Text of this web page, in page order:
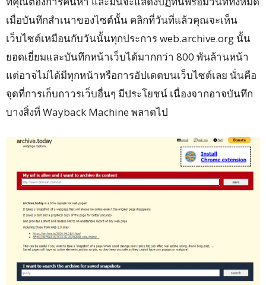
เมื่อบันทึกสำเนาของไซต์นั้น คลิกที่วันที่แล้วคุณจะเห็น
เว็บไซต์เหมือนกับวันนั้นทุกประการ web.archive.org นั้น
ยอดเยี่ยมและบันทึกหน้าเว็บได้มากกว่า 800 พันล้านหน้า
แต่อาจไม่ได้มีทุกหน้าหรือการอัปเดตบนเว็บไซต์เลย นั่นคือ
จุดที่การเก็บถาวรเว็บอื่นๆ มีประโยชน์ เนื่องจากอาจบันทึก
บางสิ่งที่ Wayback Machine พลาดไป